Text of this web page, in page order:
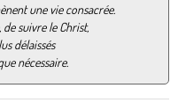
une vie consacrée.
suivre le Christ,
délaissés
nécessaire.